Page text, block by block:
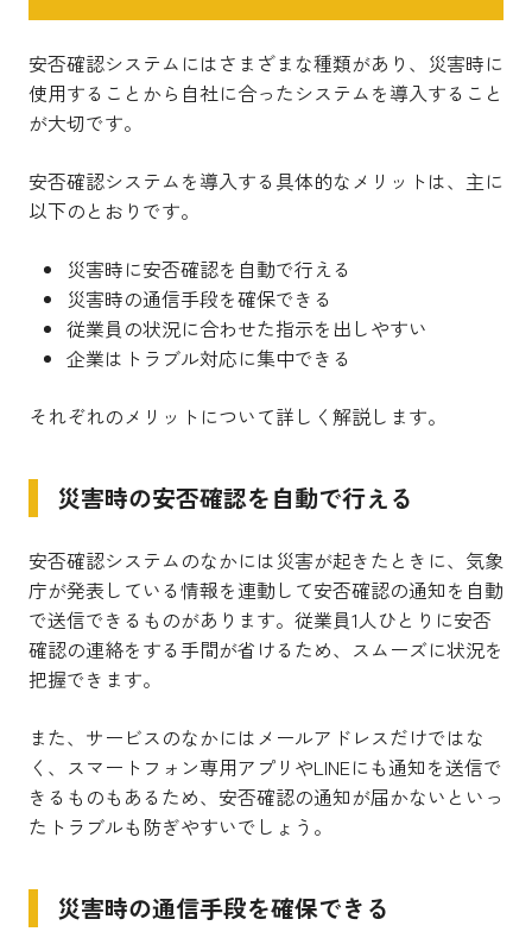
安否確認システムにはさまざまな種類があり、災害時に
使用することから自社に合ったシステムを導入すること
が大切です。
安否確認システムを導入する具体的なメリットは、主に
以下のとおりです。
災害時に安否確認を自動で行える
災害時の通信手段を確保できる
従業員の状況に合わせた指示を出しやすい
企業はトラブル対応に集中できる
それぞれのメリットについて詳しく解説します。
災害時の安否確認を自動で行える
安否確認システムのなかには災害が起きたときに、気象
庁が発表している情報を連動して安否確認の通知を自動
で送信できるものがあります。従業員1人ひとりに安否
確認の連絡をする手間が省けるため、スムーズに状況を
把握できます。
また、サービスのなかにはメールアドレスだけではな
く、スマートフォン専用アプリやLINEにも通知を送信で
きるものもあるため、安否確認の通知が届かないといっ
たトラブルも防ぎやすいでしょう。
災害時の通信手段を確保できる